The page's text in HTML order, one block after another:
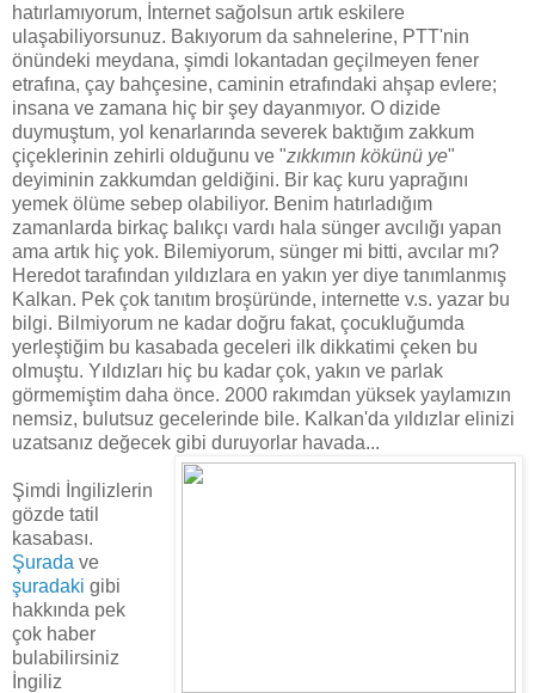
hatırlamıyorum, İnternet sağolsun artık eskilere
ulaşabiliyorsunuz. Bakıyorum da sahnelerine, PTT'nin
önündeki meydana, şimdi lokantadan geçilmeyen fener
etrafına, çay bahçesine, caminin etrafındaki ahşap evlere;
insana ve zamana hiç bir şey dayanmıyor. O dizide
duymuştum, yol kenarlarında severek baktığım zakkum
çiçeklerinin zehirli olduğunu ve "zıkkımın kökünü ye"
deyiminin zakkumdan geldiğini. Bir kaç kuru yaprağını
yemek ölüme sebep olabiliyor. Benim hatırladığım
zamanlarda birkaç balıkçı vardı hala sünger avcılığı yapan
ama artık hiç yok. Bilemiyorum, sünger mi bitti, avcılar mı?
Heredot tarafından yıldızlara en yakın yer diye tanımlanmış
Kalkan. Pek çok tanıtım broşüründe, internette v.s. yazar bu
bilgi. Bilmiyorum ne kadar doğru fakat, çocukluğumda
yerleştiğim bu kasabada geceleri ilk dikkatimi çeken bu
olmuştu. Yıldızları hiç bu kadar çok, yakın ve parlak
görmemiştim daha önce. 2000 rakımdan yüksek yaylamızın
nemsiz, bulutsuz gecelerinde bile. Kalkan'da yıldızlar elinizi
uzatsanız değecek gibi duruyorlar havada...
Şimdi İngilizlerin
gözde tatil
kasabası.
Şurada ve
şuradaki gibi
hakkında pek
çok haber
bulabilirsiniz
İngiliz